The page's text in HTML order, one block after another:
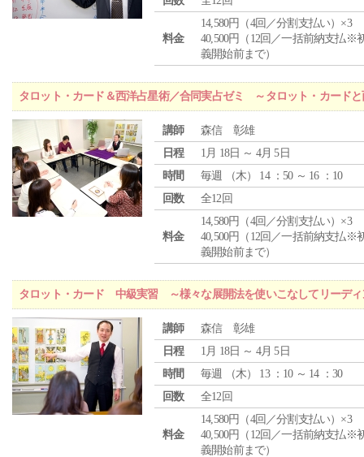
料金
14,580円（4回／分割支払い）×3
40,500円（12回／一括前納支払※
義開始前まで）
タロット・カード＆西洋占星術／合同実占ゼミ ～タロット・カード
講師
森信 彰雄
日程
1月 18日 ～ 4月 5日
時間
毎週 （木） 14 ：50 ～ 16 ：10
回数
全12回
料金
14,580円（4回／分割支払い）×3
40,500円（12回／一括前納支払※
義開始前まで）
タロット・カード 中級実習 ～様々な展開法を使いこなしてリーディ
講師
森信 彰雄
日程
1月 18日 ～ 4月 5日
時間
毎週 （木） 13 ：10 ～ 14 ：30
回数
全12回
料金
14,580円（4回／分割支払い）×3
40,500円（12回／一括前納支払※
義開始前まで）